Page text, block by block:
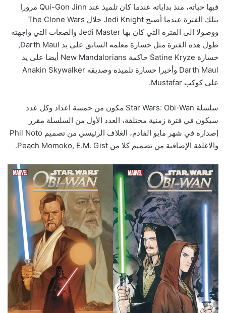
فيها حياته، منذ بداياته عندما كان تلميذ عند Qui-Gon Jinn مرورا
بتلك الفترة عندما أصبح Jedi Knight خلال The Clone Wars
ووصولا الى الفترة التي كان بها Jedi Master والصعاب التي واجهته
طول هذه الفترة مثل خسارة معلمه السابق على يد Darth Maul,
خسارة Satine Kryze حاكمة New Mandalorians أيضا على يد
Darth Maul وأخيرا خسارة تلميذه وصديقه Anakin Skywalker
على كوكب Mustafar.
سلسلة Star Wars: Obi-Wan مكون من خمسة اعداد وكل عدد
سيكون في فترة زمنية مختلفة، العدد الأول من السلسلة مقرر
إصداره في شهر مايو القادم، الغلاف الرئيسي من تصميم Phil Noto
والاغلفة الإضافية من تصميم كلا من Peach Momoko, E.M. Gist.